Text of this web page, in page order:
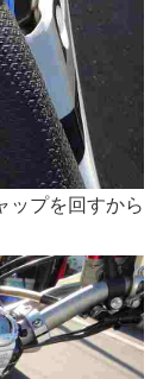
ップを回すから